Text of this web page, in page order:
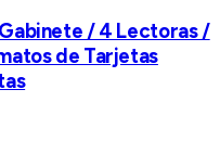
/ 4 Lectoras /
de Tarjetas